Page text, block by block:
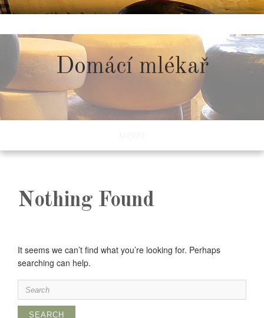
to
content
Domácí mlékař
Nothing Found
It seems we can’t find what you’re looking for. Perhaps
searching can help.
Search
for: